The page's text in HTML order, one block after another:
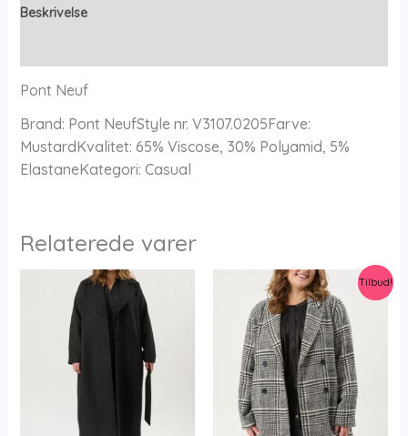
Beskrivelse
Pont Neuf
Brand: Pont NeufStyle nr. V3107.0205Farve:
MustardKvalitet: 65% Viscose, 30% Polyamid, 5%
ElastaneKategori: Casual
Relaterede varer
Tilbud!